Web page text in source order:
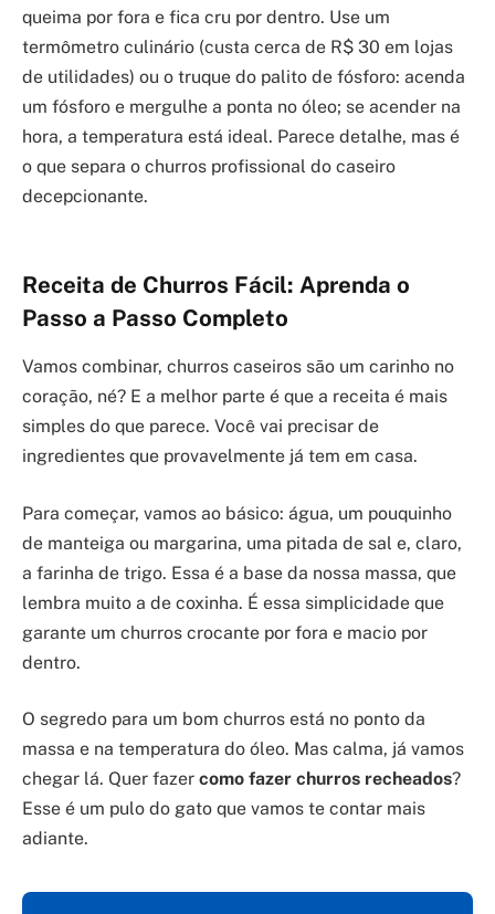
queima por fora e fica cru por dentro. Use um
termômetro culinário (custa cerca de R$ 30 em lojas
de utilidades) ou o truque do palito de fósforo: acenda
um fósforo e mergulhe a ponta no óleo; se acender na
hora, a temperatura está ideal. Parece detalhe, mas é
o que separa o churros profissional do caseiro
decepcionante.
Receita de Churros Fácil: Aprenda o
Passo a Passo Completo
Vamos combinar, churros caseiros são um carinho no
coração, né? E a melhor parte é que a receita é mais
simples do que parece. Você vai precisar de
ingredientes que provavelmente já tem em casa.
Para começar, vamos ao básico: água, um pouquinho
de manteiga ou margarina, uma pitada de sal e, claro,
a farinha de trigo. Essa é a base da nossa massa, que
lembra muito a de coxinha. É essa simplicidade que
garante um churros crocante por fora e macio por
dentro.
O segredo para um bom churros está no ponto da
massa e na temperatura do óleo. Mas calma, já vamos
chegar lá. Quer fazer como fazer churros recheados?
Esse é um pulo do gato que vamos te contar mais
adiante.